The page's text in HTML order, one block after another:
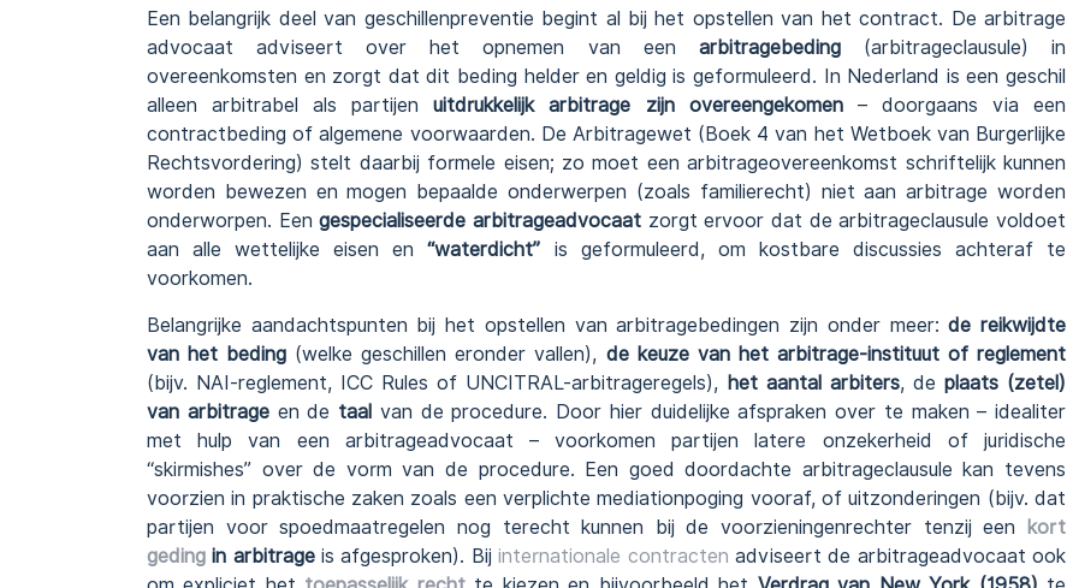
Een belangrijk deel van geschillenpreventie begint al bij het opstellen van het contract. De arbitrage
advocaat adviseert over het opnemen van een arbitragebeding(arbitrageclausule) in
overeenkomsten en zorgt dat dit beding helder en geldig is geformuleerd. In Nederland is een geschil
alleen arbitrabel als partijenuitdrukkelijk arbitrage zijn overeengekomen– doorgaans via een
contractbeding of algemene voorwaarden. De Arbitragewet (Boek 4 van het Wetboek van Burgerlijke
Rechtsvordering) stelt daarbij formele eisen; zo moet een arbitrageovereenkomst schriftelijk kunnen
worden bewezen en mogen bepaalde onderwerpen (zoals familierecht) niet aan arbitrage worden
onderworpen. Eengespecialiseerde arbitrageadvocaat zorgt ervoor dat de arbitrageclausule voldoet
aan alle wettelijke eisen en“waterdicht” is geformuleerd, om kostbare discussies achteraf te
voorkomen.
Belangrijke aandachtspunten bij het opstellen van arbitragebedingen zijn onder meer:de reikwijdte
van het beding (welke geschillen eronder vallen), de keuze van het arbitrage-instituut of reglement
(bijv. NAI-reglement, ICC Rules of UNCITRAL-arbitrageregels), het aantal arbiters, de plaats (zetel)
van arbitrageen de taal van de procedure. Door hier duidelijke afspraken over te maken – idealiter
met hulp van een arbitrageadvocaat – voorkomen partijen latere onzekerheid of juridische
“skirmishes” over de vorm van de procedure. Een goed doordachte arbitrageclausule kan tevens
voorzien in praktische zaken zoals een verplichte mediationpoging vooraf, of uitzonderingen (bijv. dat
partijen voor spoedmaatregelen nog terecht kunnen bij de voorzieningenrechter tenzij een kort
geding in arbitrageis afgesproken). Bijinternationale contracten adviseert de arbitrageadvocaat ook